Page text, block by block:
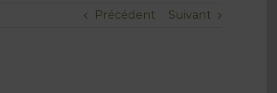
Précédent Suivant